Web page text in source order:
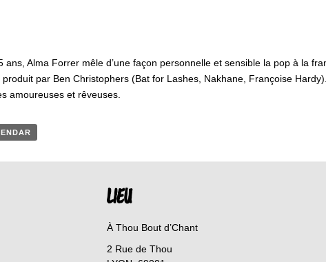
Alma Forrer mêle d’une façon personnelle et sensible la pop à la
par Ben Christophers (Bat for Lashes, Nakhane, Françoise
amoureuses et rêveuses.
LIEU
À Thou Bout d’Chant
2 Rue de Thou